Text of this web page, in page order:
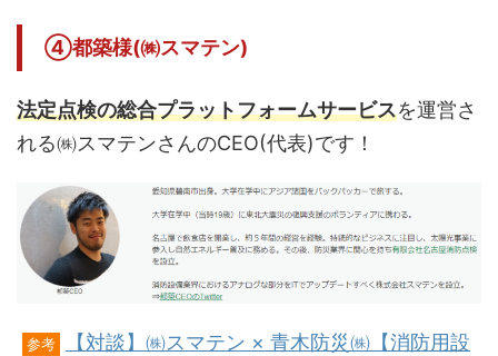
④都築様(㈱スマテン)
法定点検の総合プラットフォームサービスを運営さ
れる㈱スマテンさんのCEO(代表)です！
参考
【対談】㈱スマテン × 青木防災㈱【消防用設